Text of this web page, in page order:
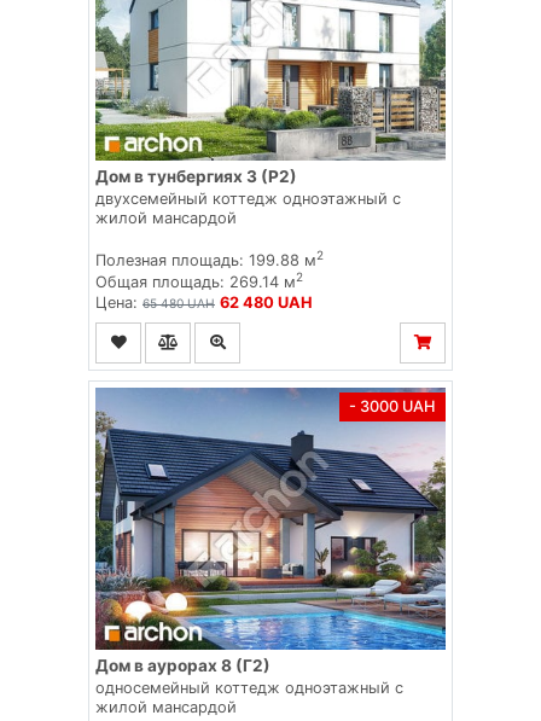
Дом в тунбергиях 3 (Р2)
двухсемейный коттедж одноэтажный с
жилой мансардой
Полезная площадь: 199.88 м2
Общая площадь: 269.14 м2
Цена: 65 480 UAH 62 480 UAH
- 3000 UAH
Дом в аурорах 8 (Г2)
односемейный коттедж одноэтажный с
жилой мансардой